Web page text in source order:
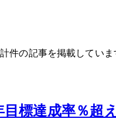
件の記事を掲載していま
目標達成率90